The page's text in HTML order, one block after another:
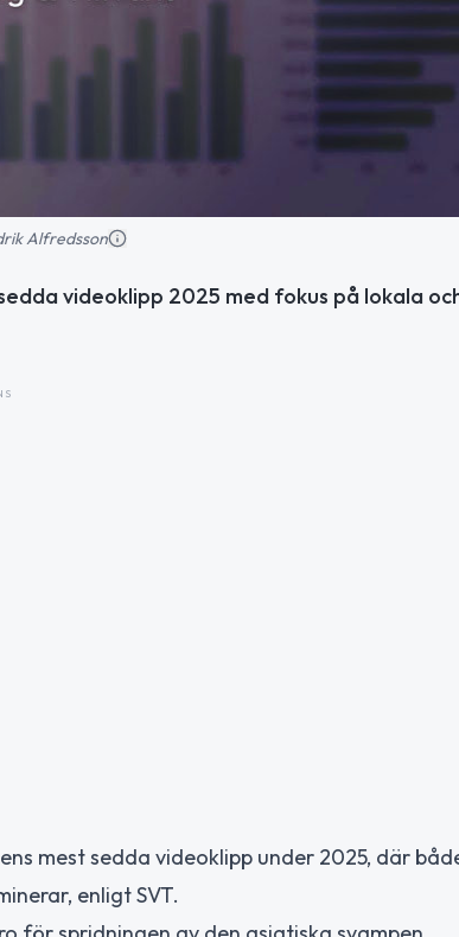
Alfredsson
videoklipp 2025 med fokus på lokala
mest sedda videoklipp under 2025, där
enligt SVT.